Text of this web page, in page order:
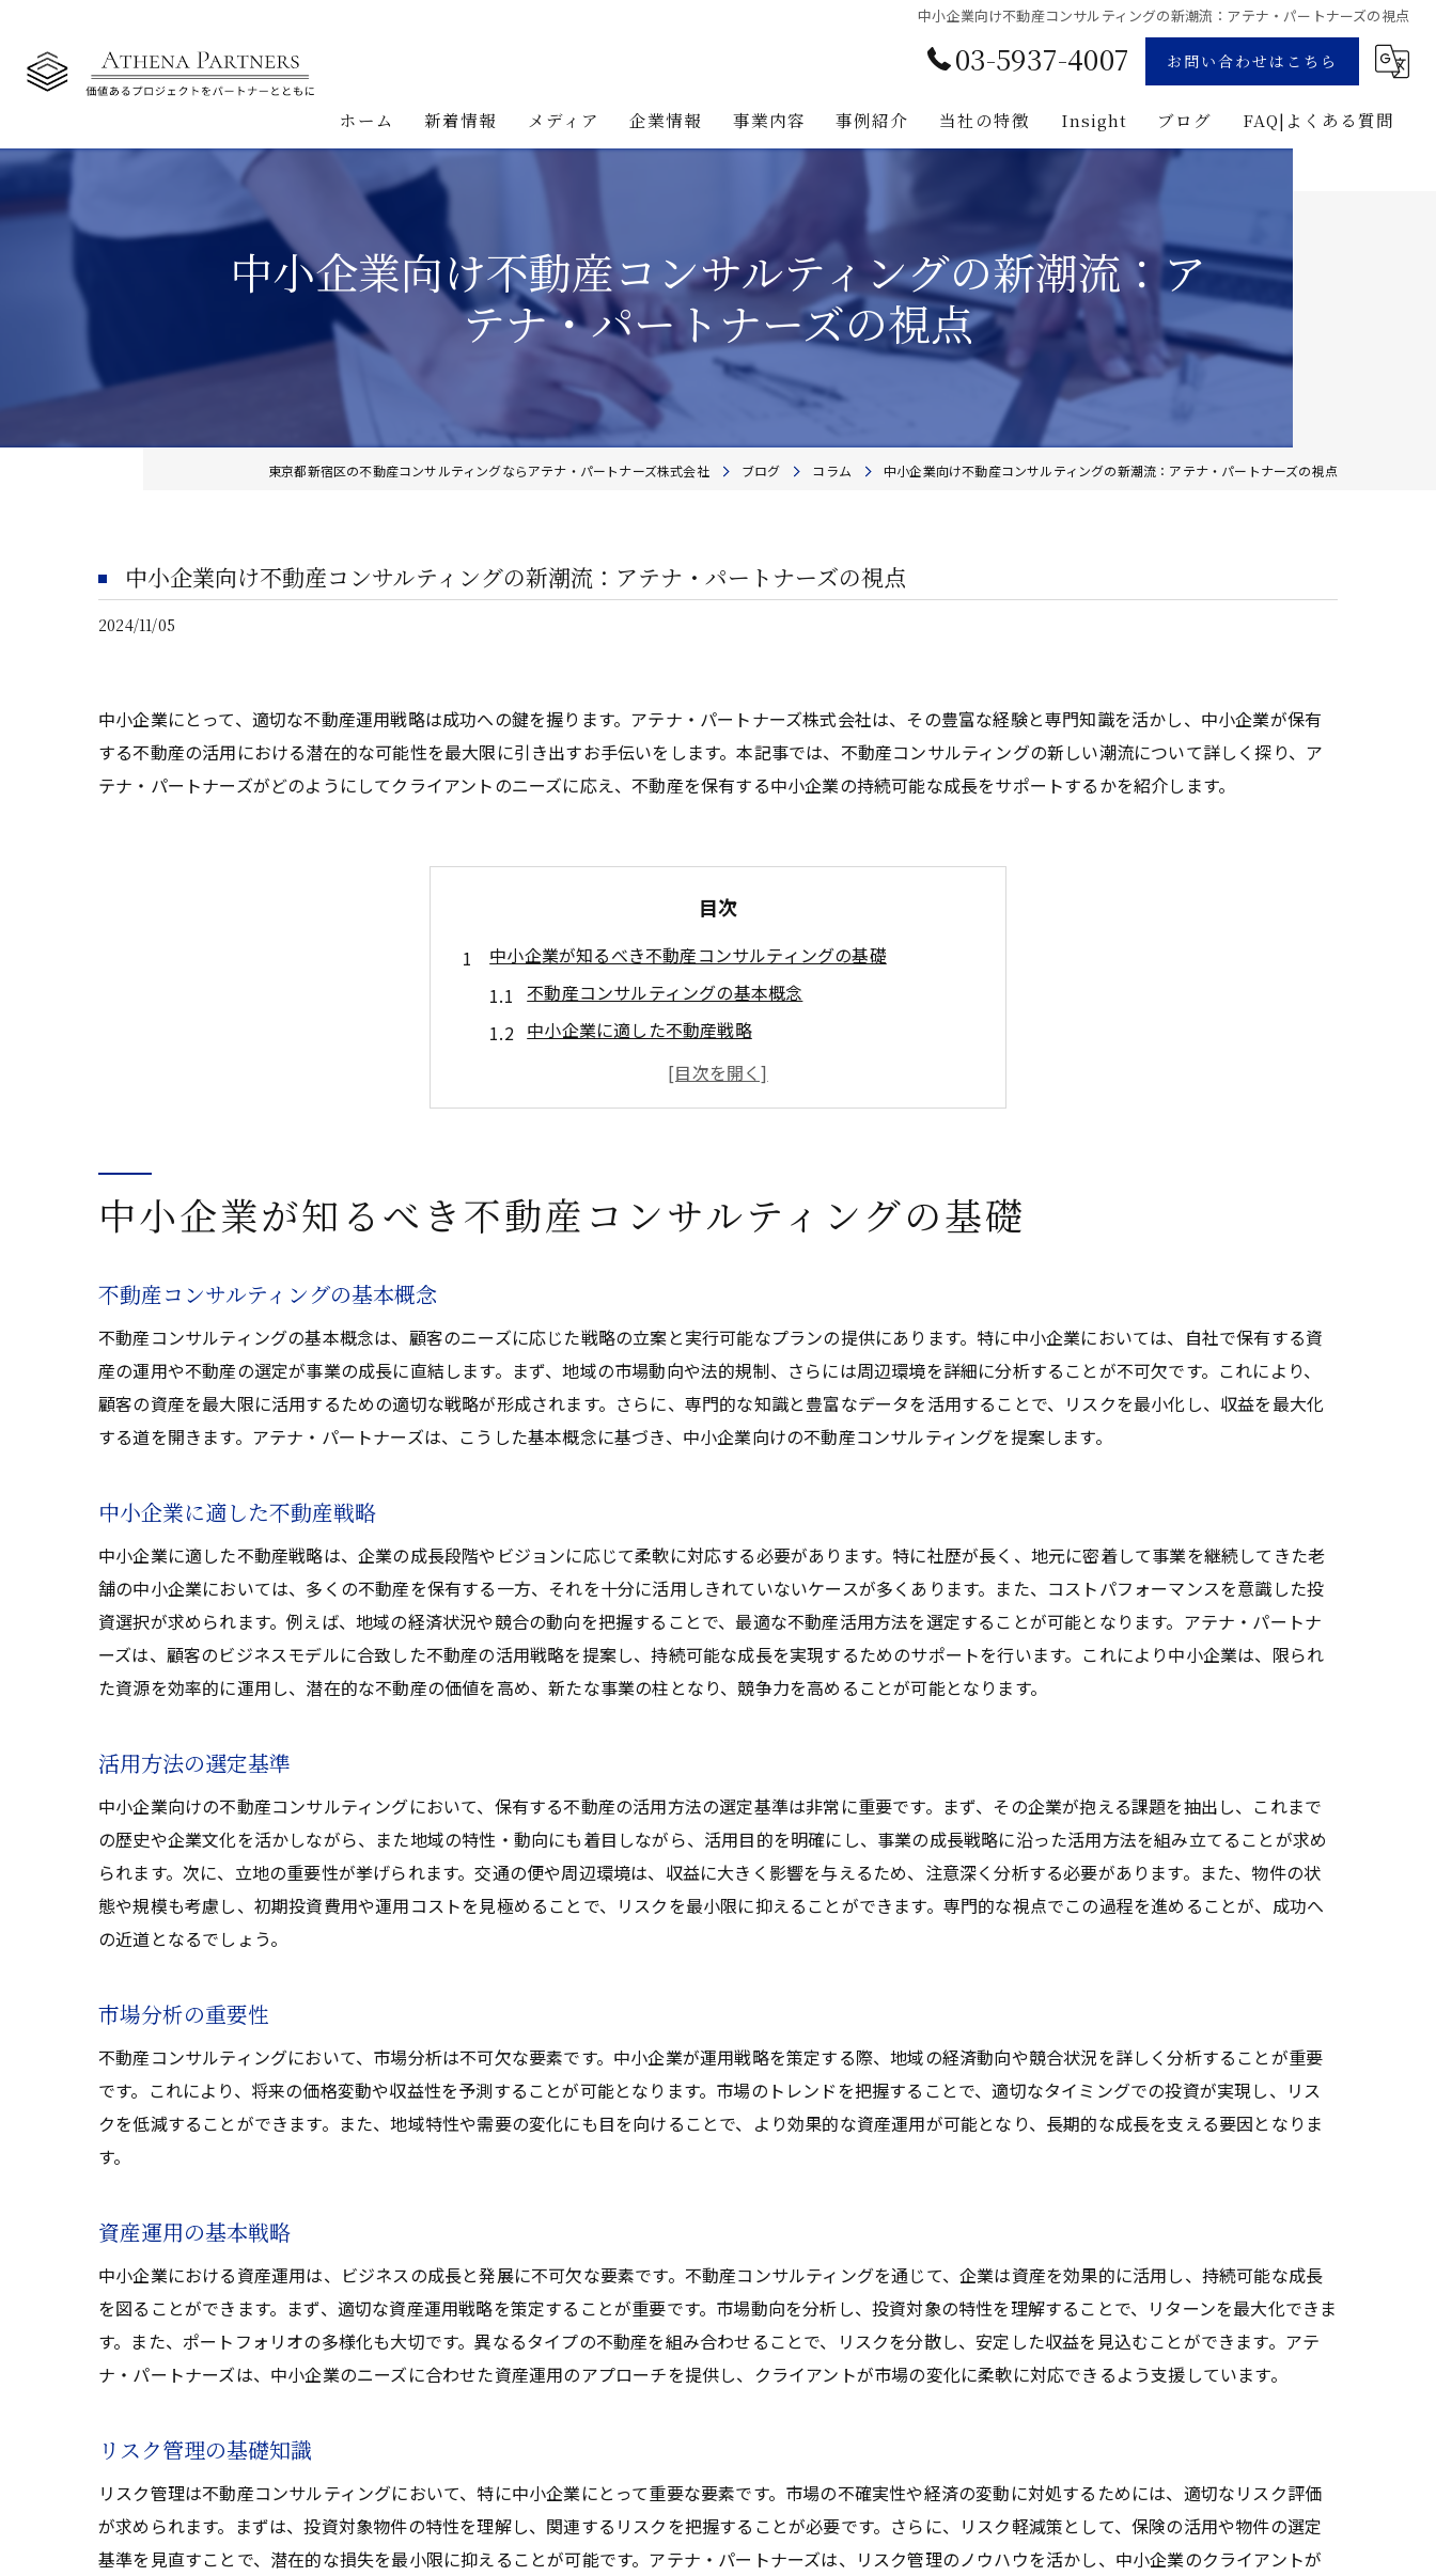
中小企業向け不動産コンサルティングの新潮流：アテナ・パートナーズの視点
03-5937-4007 お問い合わせはこちら
ホーム 新着情報 メディア 企業情報
アテナ・パートナーズの強み
経営理念
事業内容
プロジェクト・マネジメント事業
不動産コンサルティング事業
不動産事業
不動産投資助言業務
地主様・資産家向けサービス
ビルオーナー向け
事例紹介 当社の特徴
コンサルティング
プロジェクト・マネジメント
投資
Insight ブログ FAQ|よくある質問
中小企業向け不動産コンサルティングの新潮流：ア
テナ・パートナーズの視点
東京都新宿区の不動産コンサルティングならアテナ・パートナーズ株式会社 ブログ コラム 中小企業向け不動産コンサルティングの新潮流：アテナ・パートナーズの視点
中小企業向け不動産コンサルティングの新潮流：アテナ・パートナーズの視点
2024/11/05
中小企業にとって、適切な不動産運用戦略は成功への鍵を握ります。アテナ・パートナーズ株式会社は、その豊富な経験と専門知識を活かし、中小企業が保有
する不動産の活用における潜在的な可能性を最大限に引き出すお手伝いをします。本記事では、不動産コンサルティングの新しい潮流について詳しく探り、ア
テナ・パートナーズがどのようにしてクライアントのニーズに応え、不動産を保有する中小企業の持続可能な成長をサポートするかを紹介します。
目次
中小企業が知るべき不動産コンサルティングの基礎
不動産コンサルティングの基本概念
中小企業に適した不動産戦略
活用方法の選定基準
市場分析の重要性
不動産コンサルティングで中小企業が成功する理由
専門知識がもたらす競争優位性
データに基づく意思決定の重要性
適切なパートナーシップの構築
成功事例から学ぶ成長戦略
個別ニーズに応じたサービス設計
長期的な投資関係の構築
データドリブンなアプローチの活用
持続可能な成長を支えるサポート
クライアントとの信頼関係の重視
不動産資産の最適化
市場チャンスを活かした戦略
財務管理の改善による成長
長期的な視点での成長実現
環境に配慮した不動産戦略
アテナ・パートナーズの不動産コンサルティング活用法
アテナ・パートナーズのサポート体制
効果的な投資計画の提供
クライアント満足度を高める手法
持続可能な関係の構築
不動産コンサルティングで中小企業の未来を築く
未来指向の投資戦略
中小企業が知るべき不動産コンサルティングの基礎
不動産コンサルティングの基本概念
不動産コンサルティングの基本概念は、顧客のニーズに応じた戦略の立案と実行可能なプランの提供にあります。特に中小企業においては、自社で保有する資
産の運用や不動産の選定が事業の成長に直結します。まず、地域の市場動向や法的規制、さらには周辺環境を詳細に分析することが不可欠です。これにより、
顧客の資産を最大限に活用するための適切な戦略が形成されます。さらに、専門的な知識と豊富なデータを活用することで、リスクを最小化し、収益を最大化
する道を開きます。アテナ・パートナーズは、こうした基本概念に基づき、中小企業向けの不動産コンサルティングを提案します。
中小企業に適した不動産戦略
中小企業に適した不動産戦略は、企業の成長段階やビジョンに応じて柔軟に対応する必要があります。特に社歴が長く、地元に密着して事業を継続してきた老
舗の中小企業においては、多くの不動産を保有する一方、それを十分に活用しきれていないケースが多くあります。また、コストパフォーマンスを意識した投
資選択が求められます。例えば、地域の経済状況や競合の動向を把握することで、最適な不動産活用方法を選定することが可能となります。アテナ・パートナ
ーズは、顧客のビジネスモデルに合致した不動産の活用戦略を提案し、持続可能な成長を実現するためのサポートを行います。これにより中小企業は、限られ
た資源を効率的に運用し、潜在的な不動産の価値を高め、新たな事業の柱となり、競争力を高めることが可能となります。
活用方法の選定基準
中小企業向けの不動産コンサルティングにおいて、保有する不動産の活用方法の選定基準は非常に重要です。まず、その企業が抱える課題を抽出し、これまで
の歴史や企業文化を活かしながら、また地域の特性・動向にも着目しながら、活用目的を明確にし、事業の成長戦略に沿った活用方法を組み立てることが求め
られます。次に、立地の重要性が挙げられます。交通の便や周辺環境は、収益に大きく影響を与えるため、注意深く分析する必要があります。また、物件の状
態や規模も考慮し、初期投資費用や運用コストを見極めることで、リスクを最小限に抑えることができます。専門的な視点でこの過程を進めることが、成功へ
の近道となるでしょう。
市場分析の重要性
不動産コンサルティングにおいて、市場分析は不可欠な要素です。中小企業が運用戦略を策定する際、地域の経済動向や競合状況を詳しく分析することが重要
です。これにより、将来の価格変動や収益性を予測することが可能となります。市場のトレンドを把握することで、適切なタイミングでの投資が実現し、リス
クを低減することができます。また、地域特性や需要の変化にも目を向けることで、より効果的な資産運用が可能となり、長期的な成長を支える要因となりま
す。
資産運用の基本戦略
中小企業における資産運用は、ビジネスの成長と発展に不可欠な要素です。不動産コンサルティングを通じて、企業は資産を効果的に活用し、持続可能な成長
を図ることができます。まず、適切な資産運用戦略を策定することが重要です。市場動向を分析し、投資対象の特性を理解することで、リターンを最大化できま
す。また、ポートフォリオの多様化も大切です。異なるタイプの不動産を組み合わせることで、リスクを分散し、安定した収益を見込むことができます。アテ
ナ・パートナーズは、中小企業のニーズに合わせた資産運用のアプローチを提供し、クライアントが市場の変化に柔軟に対応できるよう支援しています。
リスク管理の基礎知識
リスク管理は不動産コンサルティングにおいて、特に中小企業にとって重要な要素です。市場の不確実性や経済の変動に対処するためには、適切なリスク評価
が求められます。まずは、投資対象物件の特性を理解し、関連するリスクを把握することが必要です。さらに、リスク軽減策として、保険の活用や物件の選定
基準を見直すことで、潜在的な損失を最小限に抑えることが可能です。アテナ・パートナーズは、リスク管理のノウハウを活かし、中小企業のクライアントが